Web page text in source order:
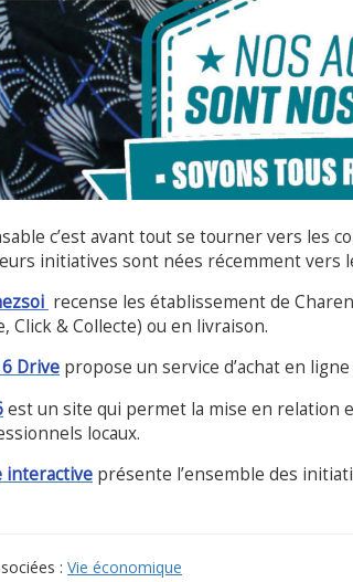
c’est avant tout se tourner vers les
initiatives sont nées récemment vers
recense les établissement de
Click & Collecte) ou en livraison.
Drive propose un service d’achat en
est un site qui permet la mise en relation
locaux.
interactive présente l’ensemble des
: Vie économique